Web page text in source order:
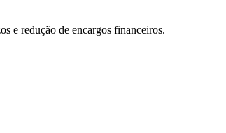
e redução de encargos financeiros.